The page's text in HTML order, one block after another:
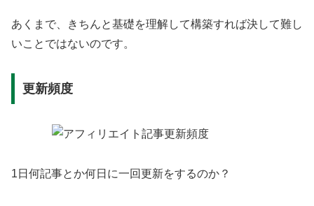
あくまで、きちんと基礎を理解して構築すれば決して難し
いことではないのです。
更新頻度
1日何記事とか何日に一回更新をするのか？